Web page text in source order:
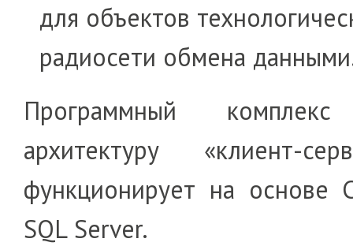
для объек­тов
радиосети обмена
Программный
архитектуру «клиент-
функционирует на основе
SQL Server.